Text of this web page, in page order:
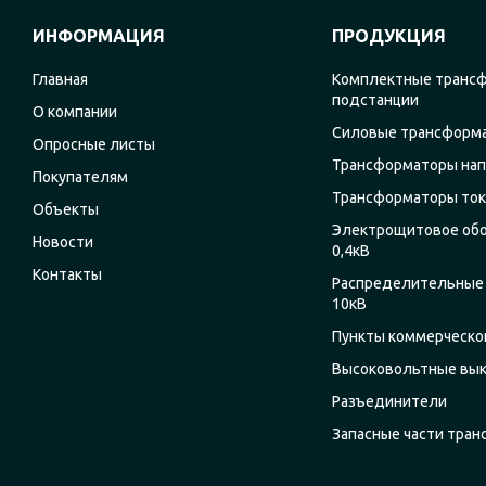
ИНФОРМАЦИЯ
Главная
О компании
Опросные листы
Покупателям
Объекты
Новости
Контакты
ПРОДУКЦИЯ
Комплектные
подстанции
Силовые
Трансформаторы
Трансформаторы
Электрощитовое
0,4кВ
Распределительные
10кВ
Пункты
Высоковольтные
Разъединители
Запасные части